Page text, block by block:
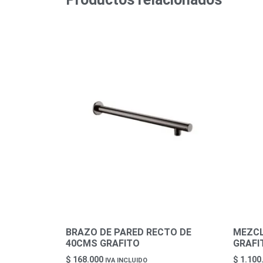
BRAZO DE PARED RECTO DE
40CMS GRAFITO
$ 168.000 IVA INCLUIDO $